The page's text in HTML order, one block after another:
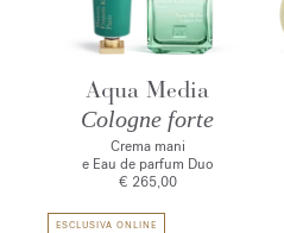
Aqua Media
Cologne forte
Crema mani
e Eau de parfum Duo
€ 265,00
ESCLUSIVA ONLINE